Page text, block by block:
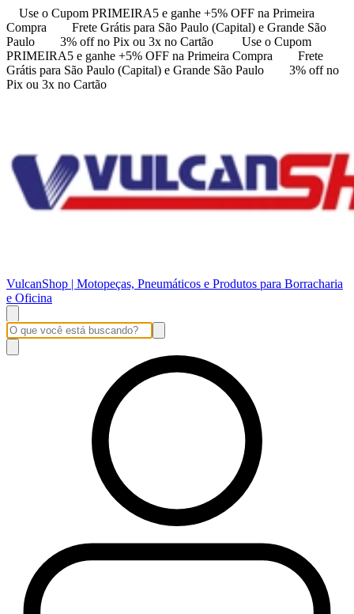
Use o Cupom PRIMEIRA5 e ganhe +5% OFF na Primeira
Compra
Frete Grátis para São Paulo (Capital) e Grande São
Paulo
3% off no Pix ou 3x no Cartão
Use o Cupom
PRIMEIRA5 e ganhe +5% OFF na Primeira Compra
Frete
Grátis para São Paulo (Capital) e Grande São Paulo
3% off no
Pix ou 3x no Cartão
VulcanShop | Motopeças, Pneumáticos e Produtos para Borracharia
e Oficina